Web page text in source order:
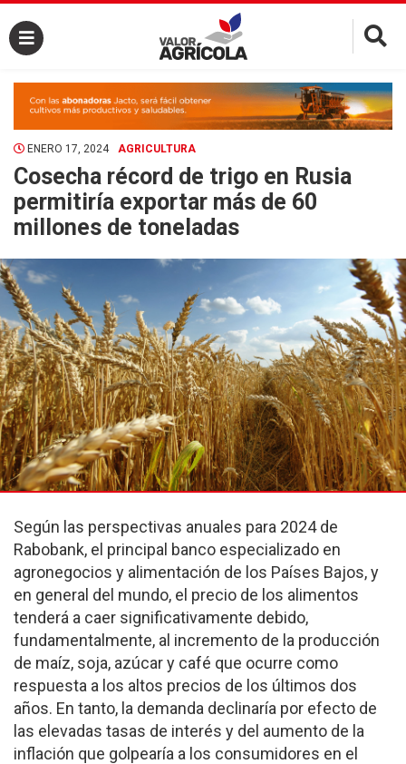
×
ENERO 17, 2024 AGRICULTURA
Cosecha récord de trigo en Rusia
permitiría exportar más de 60
millones de toneladas
Según las perspectivas anuales para 2024 de
Rabobank, el principal banco especializado en
agronegocios y alimentación de los Países Bajos, y
en general del mundo, el precio de los alimentos
tenderá a caer significativamente debido,
fundamentalmente, al incremento de la producción
de maíz, soja, azúcar y café que ocurre como
respuesta a los altos precios de los últimos dos
años. En tanto, la demanda declinaría por efecto de
las elevadas tasas de interés y del aumento de la
inflación que golpearía a los consumidores en el